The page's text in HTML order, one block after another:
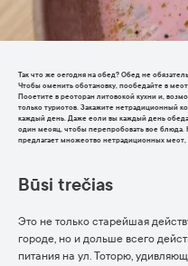
Так что же сегодня на обед? Обед не
Чтобы сменить обстановку, пообедайте в
Посетите в ресторан литовской кухни и,
только туристов. Закажите нетрадиционный
каждый день. Даже если вы каждый день
один месяц, чтобы перепробовать все
предлагает множество нетрадиционных
Būsi trečias
Это не только старейшая
городе, но и дольше всего
питания на ул. Тоторю,